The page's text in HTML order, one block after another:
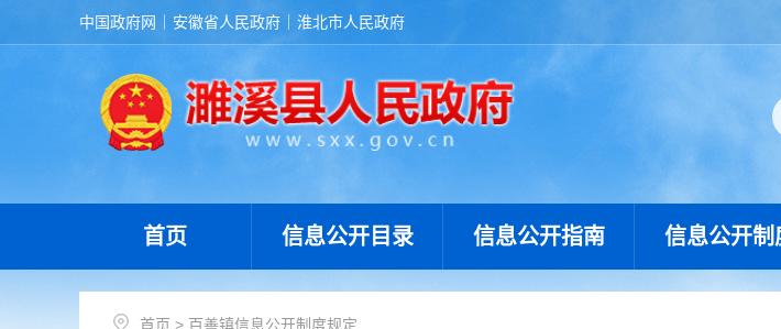
中国政府网 安徽省人民政府 淮北市人民政府
首页 信息公开目录 信息公开指南 信息公开制
首页 > 百善镇信息公开制度规定